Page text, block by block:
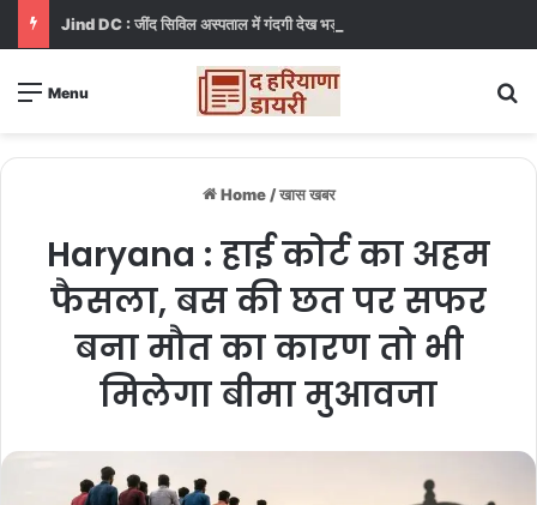
Menu
Home / खास खबर
Haryana : हाई कोर्ट का अहम
फैसला, बस की छत पर सफर
बना मौत का कारण तो भी
मिलेगा बीमा मुआवजा